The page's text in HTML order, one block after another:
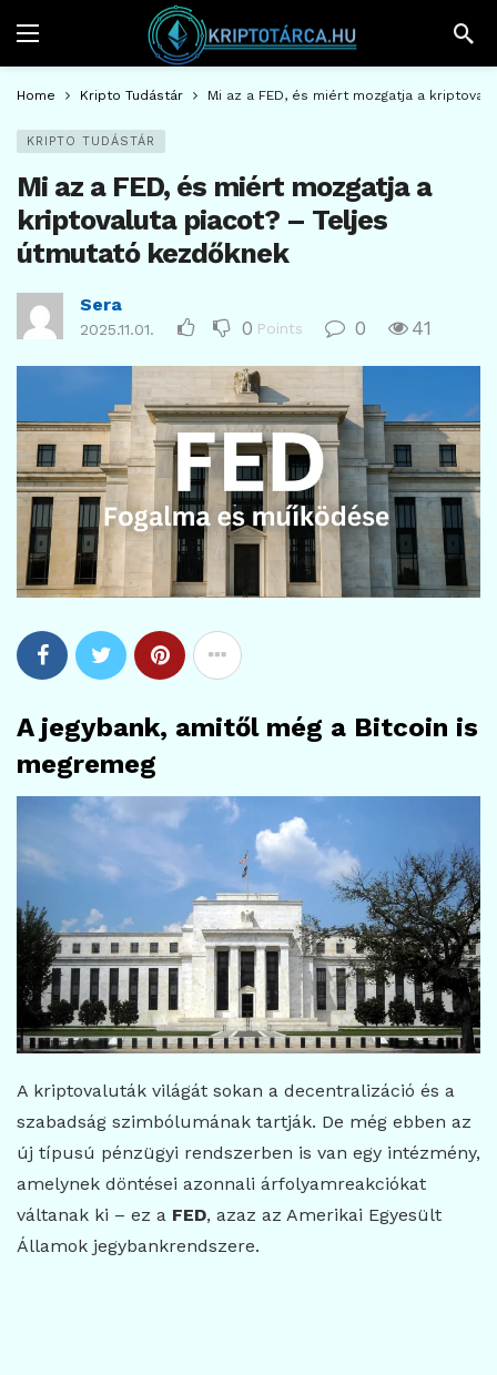
Home Kripto Tudástár Mi az a FED, és miért mozgatja a
KRIPTO TUDÁSTÁR
Mi az a FED, és miért mozgatja a
kriptovaluta piacot? – Teljes
útmutató kezdőknek
Sera
2025.11.01. 0 Points 0 41
A jegybank, amitől még a Bitcoin is
megremeg
A kriptovaluták világát sokan a decentralizáció és a
szabadság szimbólumának tartják. De még ebben az
új típusú pénzügyi rendszerben is van egy intézmény,
amelynek döntései azonnali árfolyamreakciókat
váltanak ki – ez a FED, azaz az Amerikai Egyesült
Államok jegybankrendszere.